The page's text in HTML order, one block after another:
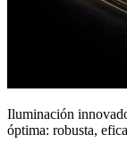
Iluminación
óptima: robusta,